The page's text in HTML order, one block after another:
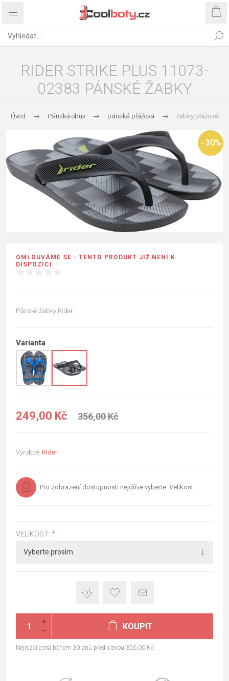
RIDER STRIKE PLUS 11073-
02383 PÁNSKÉ ŽABKY
Úvod Pánská obuv pánská plážová žabky plážové
- 30%
OMLOUVÁME SE - TENTO PRODUKT JIŽ NENÍ K
DISPOZICI
Pánské žabky Rider.
Varianta
249,00 Kč 356,00 Kč
Výrobce: Rider
Pro zobrazení dostupnosti nejdříve vyberte: Velikost
VELIKOST: *
KOUPIT
Nejnižší cena během 30 dnů před slevou:356,00 Kč